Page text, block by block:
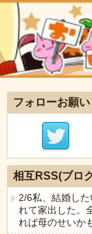
フォローお願
相互RSS(ブロ
2/6私、結婚し
れて家出した。
れば母のせいか